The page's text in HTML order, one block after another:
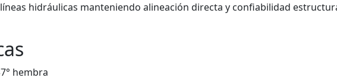
hidráulicas manteniendo alineación directa y confiabilidad
hembra